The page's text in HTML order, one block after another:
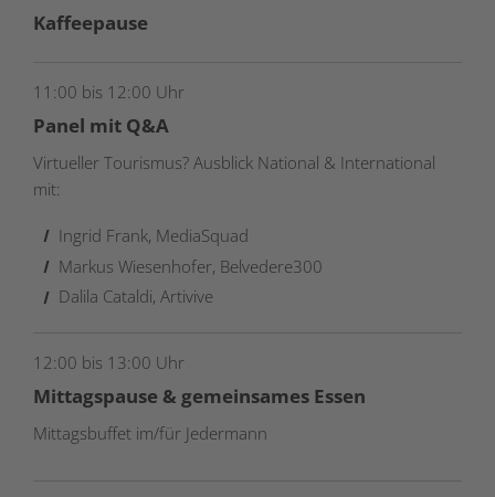
Kaffeepause
11:00 bis 12:00 Uhr
Panel mit Q&A
Virtueller Tourismus? Ausblick National & International
mit:
Ingrid Frank, MediaSquad
Markus Wiesenhofer, Belvedere300
Dalila Cataldi, Artivive
12:00 bis 13:00 Uhr
Mittagspause & gemeinsames Essen
Mittagsbuffet im/für Jedermann